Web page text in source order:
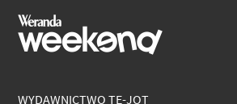
WYDAWNICTWO TE-JOT